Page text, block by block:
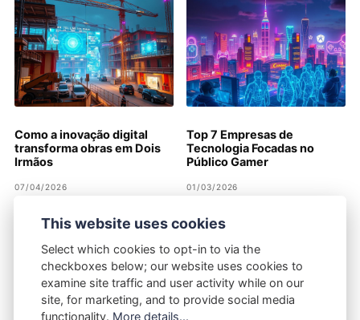
Como a inovação digital
transforma obras em Dois
Irmãos
07/04/2026
Top 7 Empresas de
Tecnologia Focadas no
Público Gamer
01/03/2026
2025
This website uses cookies
Select which cookies to opt-in to via the
checkboxes below; our website uses cookies to
examine site traffic and user activity while on our
site, for marketing, and to provide social media
functionality. More details...